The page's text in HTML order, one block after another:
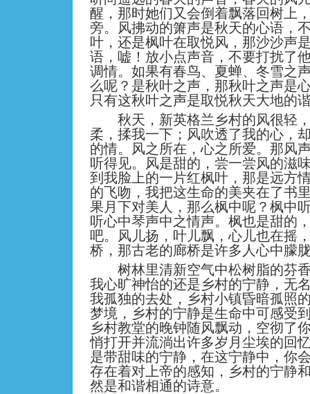
醒，那时她们又会倒着飘落回树上
旁。风拂动的箫声是秋天的心语，
叶，还是枫叶在取悦风，那沙沙声
语，嘘！放小点声音，不要打扰了
调情。如果有春鸟、夏蝉、冬雪之
么呢？是秋叶之声，那秋叶之声是
只有这秋叶之声是取悦秋天大地的
秋天，新英格兰乡村的风很轻，
柔，揉我一下；风吹透了我的心，
的情。风之所在，心之所爱。那风
听得见。风是甜的，尝一尝风的滋
到我脸上的一片红枫叶，那是远方
的飞吻，我把这生命的美夹在了书
果月下对美人，那么枫中呢？枫中
听心中琴声中之情声。枫也是甜的
吧。风儿扬，叶儿飘，心儿也在摇
桥，那古老的廊桥是许多人心中朦
树林里清新空气中松树脂的芬香
我心旷神怡的还是乡村的宁静，无
我孤独的去处，乡村小镇昏暗孤照
梦境，乡村的宁静是生命中可感受
乡村教堂的晚钟随风飘动，空彻了
悄打开并流淌出许多岁月尘埃的回
是带甜味的宁静，在这宁静中，你
存在着对上帝的感知，乡村的宁静
然是和谐相通的诗意。